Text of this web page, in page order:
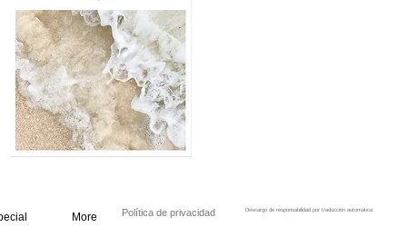
More Política de privacidad Descargo de responsabilidad por traducción automática